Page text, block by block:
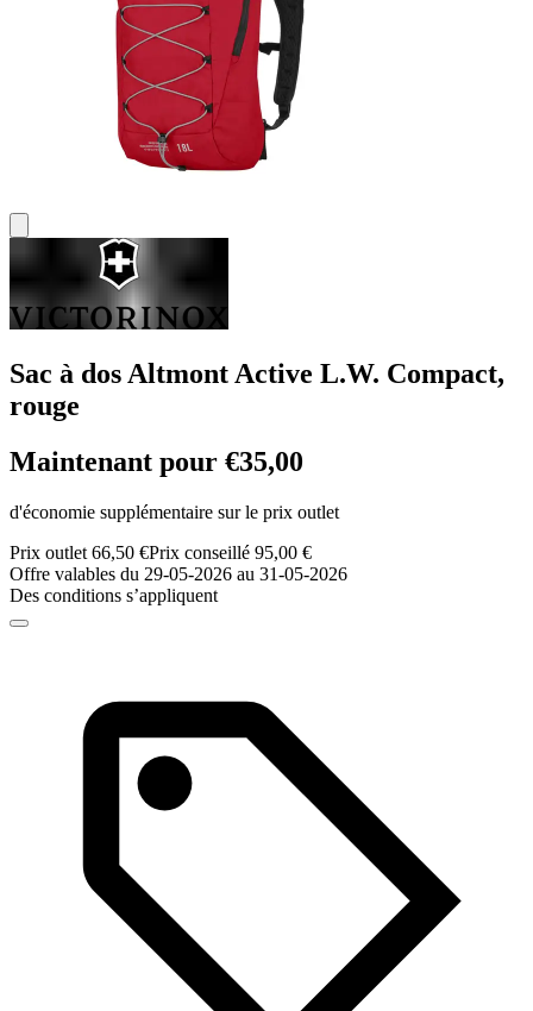
Sac à dos Altmont Active L.W. Compact,
rouge
Maintenant pour €35,00
d'économie supplémentaire sur le prix outlet
Prix outlet 66,50 €Prix conseillé 95,00 €
Offre valables du 29-05-2026 au 31-05-2026
Des conditions s’appliquent